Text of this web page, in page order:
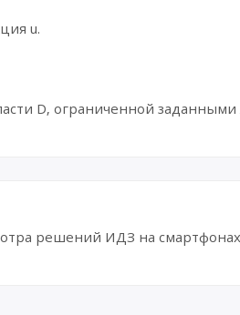
u.
D, ограниченной
решений ИДЗ на